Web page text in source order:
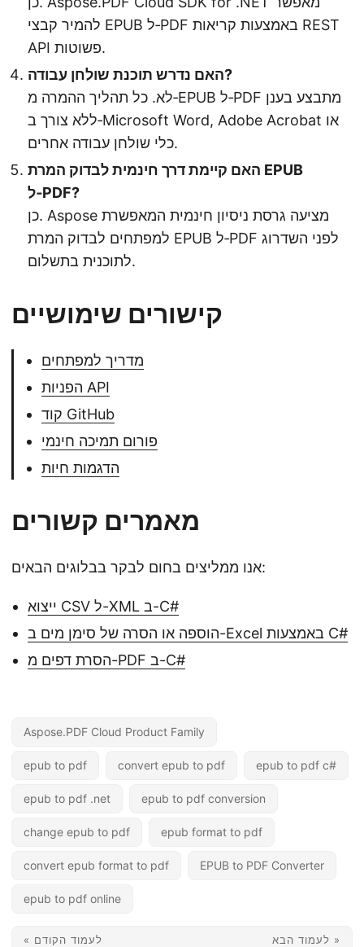
להמיר קבצי EPUB ל‑PDF באמצעות קריאות REST
API פשוטות.
האם נדרש תוכנת שולחן עבודה?
לא. כל תהליך ההמרה מ‑EPUB ל‑PDF מתבצע בענן
ללא צורך ב‑Microsoft Word, Adobe Acrobat או
כלי שולחן עבודה אחרים.
האם קיימת דרך חינמית לבדוק המרת EPUB
ל‑PDF?
כן. Aspose מציעה גרסת ניסיון חינמית המאפשרת
למפתחים לבדוק המרת EPUB ל‑PDF לפני השדרוג
לתוכנית בתשלום.
קישורים שימושיים
מדריך למפתחים
הפניות API
קוד GitHub
פורום תמיכה חינמי
הדגמות חיות
מאמרים קשורים
אנו ממליצים בחום לבקר בבלוגים הבאים:
ייצוא CSV ל-XML ב-C#
הוספה או הסרה של סימן מים ב-Excel באמצעות C#
הסרת דפים מ-PDF ב-C#
Aspose.PDF Cloud Product Family
epub to pdf convert epub to pdf epub to pdf c#
epub to pdf .net epub to pdf conversion
change epub to pdf epub format to pdf
convert epub format to pdf EPUB to PDF Converter
epub to pdf online
« לעמוד הקודם לעמוד הבא »